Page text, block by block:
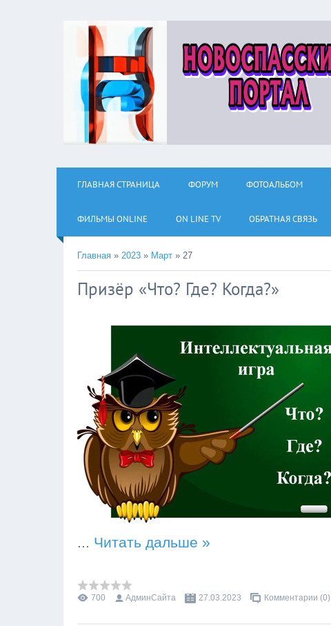
ГЛАВНАЯ СТРАНИЦА ФОРУМ ФОТОАЛЬБОМ
ФИЛЬМЫ ОNLINE ON LINE TV ОБРАТНАЯ СВЯЗЬ
Главная » 2023 » Март » 27
Призёр «Что? Где? Когда?»
... Читать дальше »
700 АдминСайта 27.03.2023 Комментарии (0)